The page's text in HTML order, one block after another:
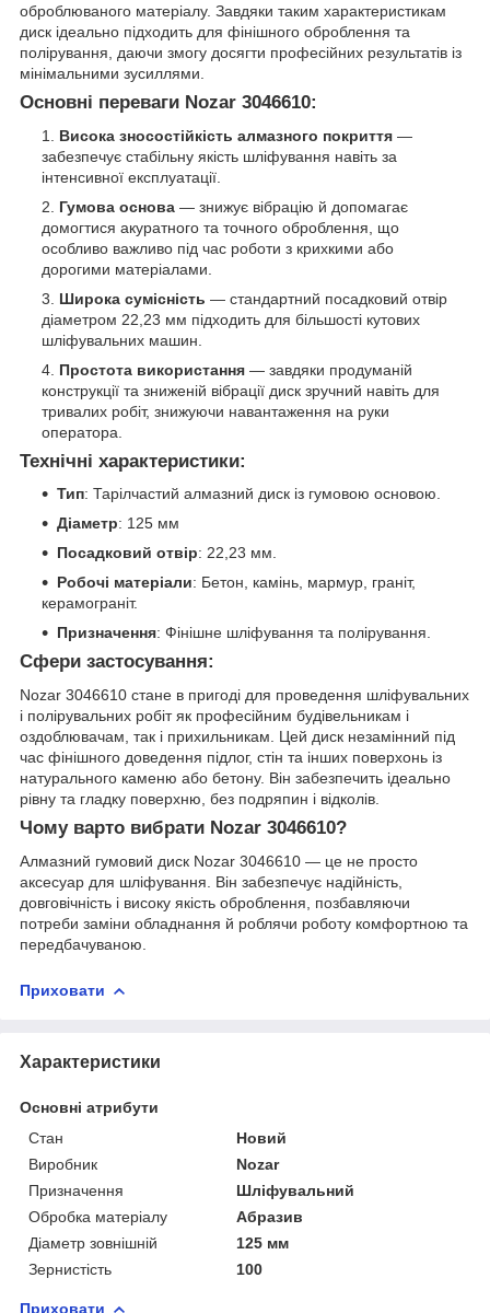
оброблюваного матеріалу. Завдяки таким характеристикам
диск ідеально підходить для фінішного оброблення та
полірування, даючи змогу досягти професійних результатів із
мінімальними зусиллями.
Основні переваги Nozar 3046610:
Висока зносостійкість алмазного покриття —
забезпечує стабільну якість шліфування навіть за
інтенсивної експлуатації.
Гумова основа — знижує вібрацію й допомагає
домогтися акуратного та точного оброблення, що
особливо важливо під час роботи з крихкими або
дорогими матеріалами.
Широка сумісність — стандартний посадковий отвір
діаметром 22,23 мм підходить для більшості кутових
шліфувальних машин.
Простота використання — завдяки продуманій
конструкції та зниженій вібрації диск зручний навіть для
тривалих робіт, знижуючи навантаження на руки
оператора.
Технічні характеристики:
Тип: Тарілчастий алмазний диск із гумовою основою.
Діаметр: 125 мм
Посадковий отвір: 22,23 мм.
Робочі матеріали: Бетон, камінь, мармур, граніт,
керамограніт.
Призначення: Фінішне шліфування та полірування.
Сфери застосування:
Nozar 3046610 стане в пригоді для проведення шліфувальних
і полірувальних робіт як професійним будівельникам і
оздоблювачам, так і прихильникам. Цей диск незамінний під
час фінішного доведення підлог, стін та інших поверхонь із
натурального каменю або бетону. Він забезпечить ідеально
рівну та гладку поверхню, без подряпин і відколів.
Чому варто вибрати Nozar 3046610?
Алмазний гумовий диск Nozar 3046610 — це не просто
аксесуар для шліфування. Він забезпечує надійність,
довговічність і високу якість оброблення, позбавляючи
потреби заміни обладнання й роблячи роботу комфортною та
передбачуваною.
Приховати
Характеристики
Основні атрибути
Стан
Новий
Виробник
Nozar
Призначення
Шліфувальний
Обробка матеріалу
Абразив
Діаметр зовнішній
125 мм
Зернистість
100
Приховати